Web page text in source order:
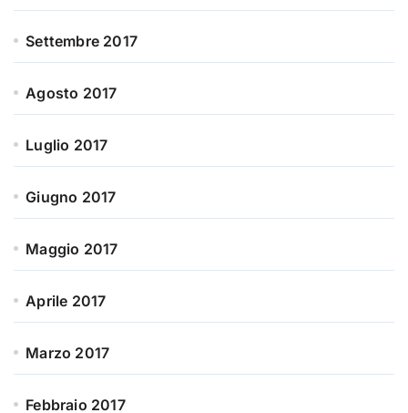
Settembre 2017
Agosto 2017
Luglio 2017
Giugno 2017
Maggio 2017
Aprile 2017
Marzo 2017
Febbraio 2017